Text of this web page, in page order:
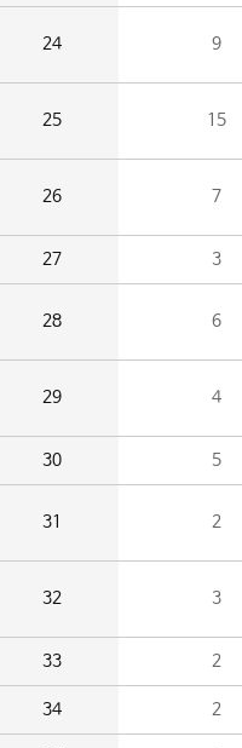
24 9
25 15
26 7
27 3
28 6
29 4
30 5
31 2
32 3
33 2
34 2